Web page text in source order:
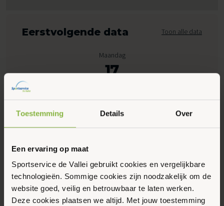
Toestemming Details Over
Een ervaring op maat
Sportservice de Vallei gebruikt cookies en vergelijkbare
technologieën. Sommige cookies zijn noodzakelijk om de
website goed, veilig en betrouwbaar te laten werken.
Deze cookies plaatsen we altijd. Met jouw toestemming
Eerstvolgende data Toon alle data
Maandag
17
07:00 - 11:00
Peppelensteeg 17, Ede
Maak favoriet